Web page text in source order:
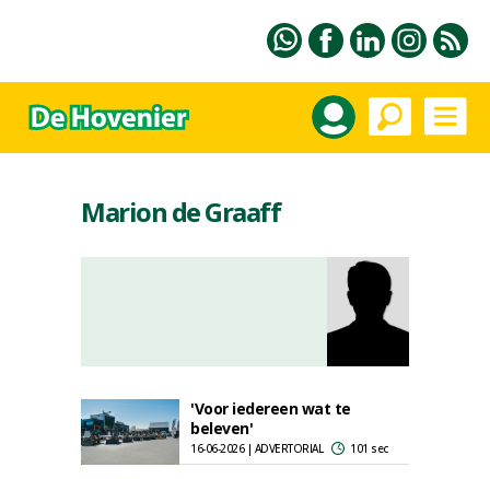
Marion de Graaff
'Voor iedereen wat te
beleven'
16-06-2026 | ADVERTORIAL 101 sec